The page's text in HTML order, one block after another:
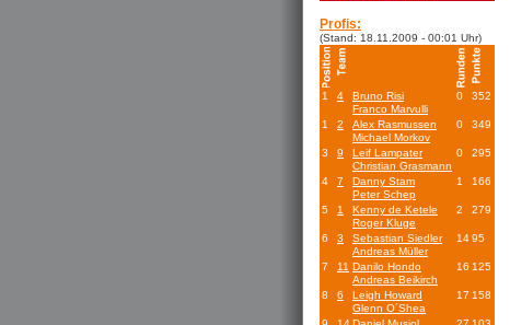
Profis:
(Stand: 18.11.2009 - 00:01 Uhr)
1 4
Bruno Risi
Franco Marvulli
0 352
1 2
Alex Rasmussen
Michael Morkov
0 349
3 9
Leif Lampater
Christian Grasmann
0 295
4 7
Danny Stam
Peter Schep
1 166
5 1
Kenny de Ketele
Roger Kluge
2 279
6 3
Sebastian Siedler
Andreas Müller
1495
7 11 Danilo Hondo
Andreas Beikirch
16 125
8 6
Leigh Howard
Glenn O´Shea
17 158